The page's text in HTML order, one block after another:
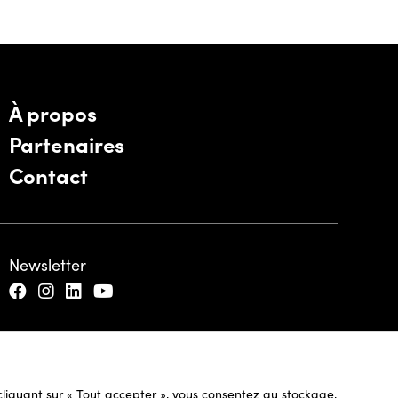
sur « Tout accepter », vous consentez au stockage,
À propos
Partenaires
Contact
Newsletter